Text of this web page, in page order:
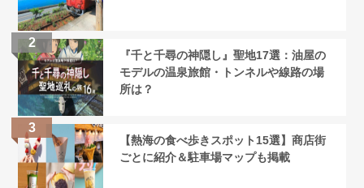
『千と千尋の神隠し』聖地17選：油屋の
モデルの温泉旅館・トンネルや線路の場
所は？
【熱海の食べ歩きスポット15選】商店街
ごとに紹介＆駐車場マップも掲載